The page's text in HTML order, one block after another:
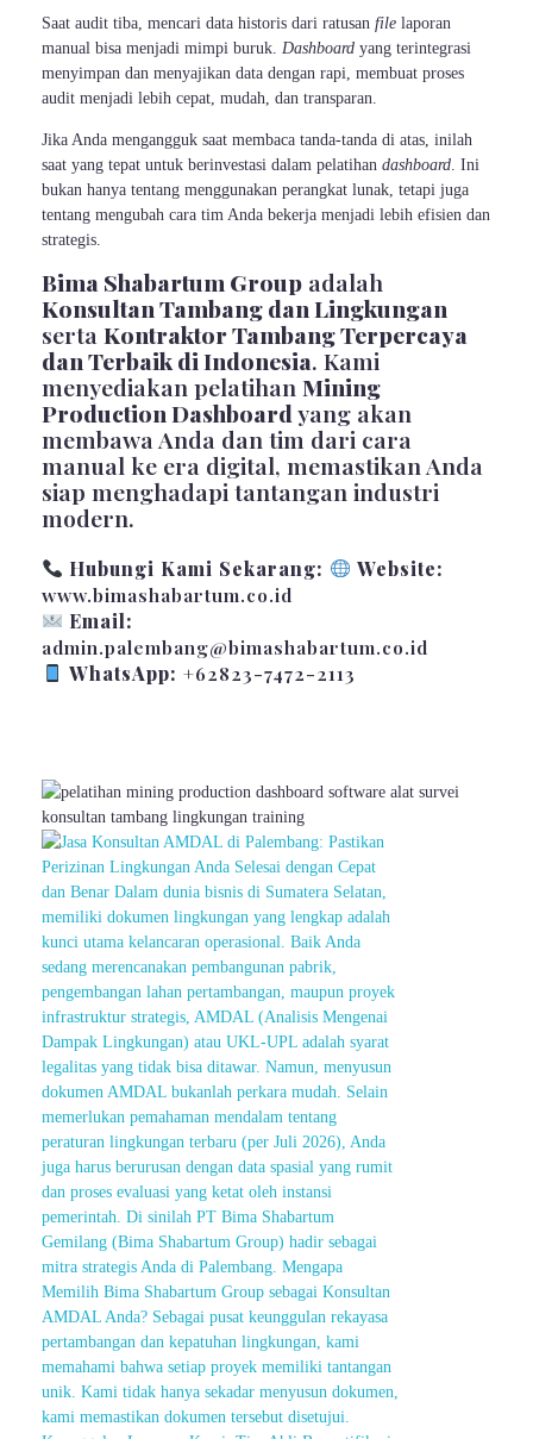
Saat audit tiba, mencari data historis dari ratusan file laporan
manual bisa menjadi mimpi buruk. Dashboard yang terintegrasi
menyimpan dan menyajikan data dengan rapi, membuat proses
audit menjadi lebih cepat, mudah, dan transparan.
Jika Anda mengangguk saat membaca tanda-tanda di atas, inilah
saat yang tepat untuk berinvestasi dalam pelatihan dashboard . Ini
bukan hanya tentang menggunakan perangkat lunak, tetapi juga
tentang mengubah cara tim Anda bekerja menjadi lebih efisien dan
strategis.
Bima Shabartum Group adalah
Konsultan Tambang dan Lingkungan
serta Kontraktor Tambang Terpercaya
dan Terbaik di Indonesia. Kami
menyediakan pelatihan Mining
Production Dashboardyang akan
membawa Anda dan tim dari cara
manual ke era digital, memastikan Anda
siap menghadapi tantangan industri
modern.
Hubungi Kami Sekarang:
Website:
www.bimashabartum.co.id
Email:
admin.palembang@bimashabartum.co.id
WhatsApp: +62823-7472-2113